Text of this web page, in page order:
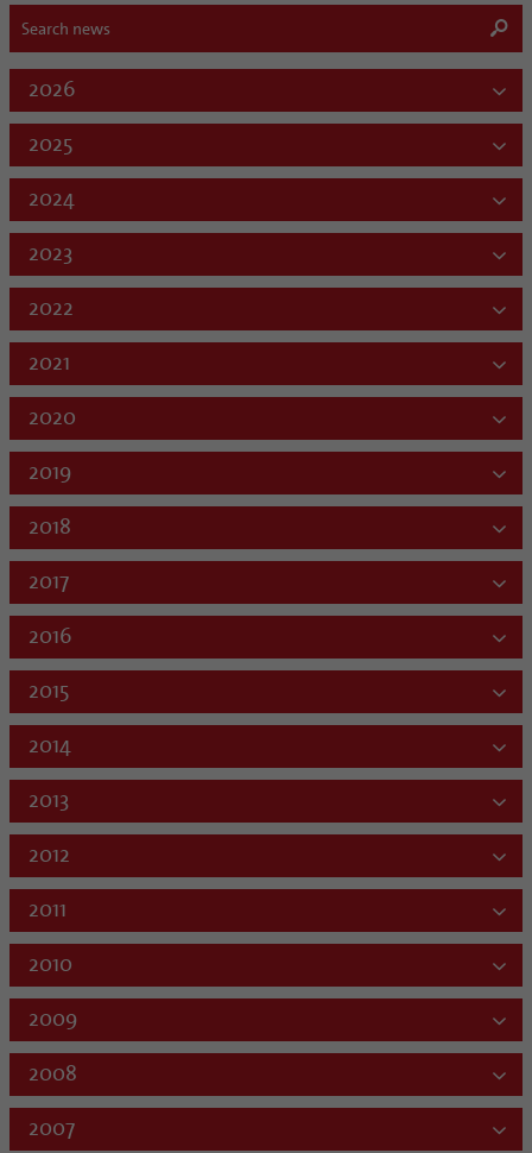
2026
2025
2024
2023
2022
2021
2020
2019
2018
2017
2016
2015
2014
2013
2012
2011
2010
2009
2008
2007